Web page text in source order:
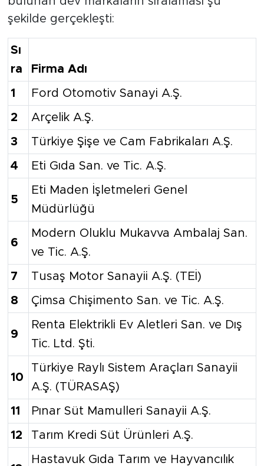
şekilde gerçekleşti:
Sı
ra
Firma Adı
1 Ford Otomotiv Sanayi A.Ş.
2 Arçelik A.Ş.
3 Türkiye Şişe ve Cam Fabrikaları A.Ş.
4 Eti Gıda San. ve Tic. A.Ş.
5
Eti Maden İşletmeleri Genel
Müdürlüğü
6
Modern Oluklu Mukavva Ambalaj San.
ve Tic. A.Ş.
7 Tusaş Motor Sanayii A.Ş. (TEİ)
8 Çimsa Chişimento San. ve Tic. A.Ş.
9
Renta Elektrikli Ev Aletleri San. ve Dış
Tic. Ltd. Şti.
10
Türkiye Raylı Sistem Araçları Sanayii
A.Ş. (TÜRASAŞ)
11 Pınar Süt Mamulleri Sanayii A.Ş.
12 Tarım Kredi Süt Ürünleri A.Ş.
Hastavuk Gıda Tarım ve Hayvancılık